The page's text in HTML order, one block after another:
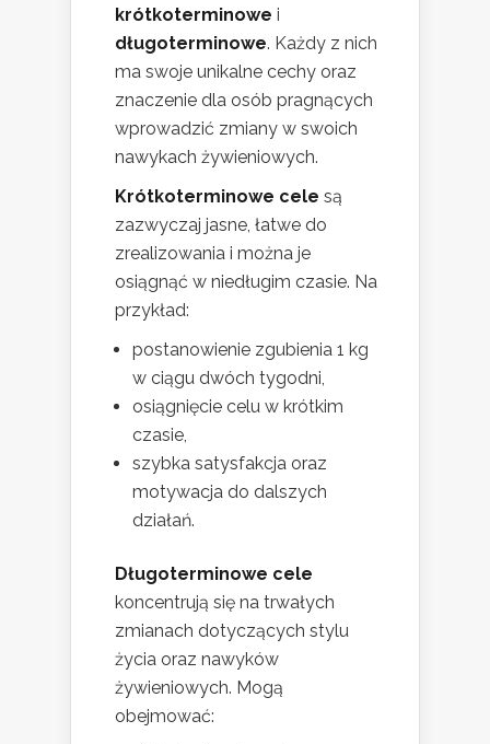
krótkoterminowe i
długoterminowe. Każdy z nich
ma swoje unikalne cechy oraz
znaczenie dla osób pragnących
wprowadzić zmiany w swoich
nawykach żywieniowych.
Krótkoterminowe cele są
zazwyczaj jasne, łatwe do
zrealizowania i można je
osiągnąć w niedługim czasie. Na
przykład:
postanowienie zgubienia 1 kg
w ciągu dwóch tygodni,
osiągnięcie celu w krótkim
czasie,
szybka satysfakcja oraz
motywacja do dalszych
działań.
Długoterminowe cele
koncentrują się na trwałych
zmianach dotyczących stylu
życia oraz nawyków
żywieniowych. Mogą
obejmować: